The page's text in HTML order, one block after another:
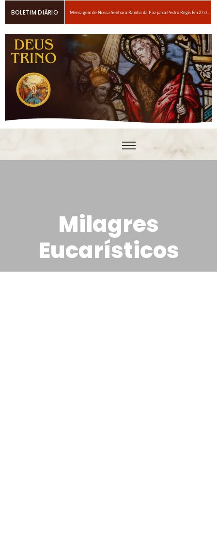
BOLETIM DIÁRIO
6 maneiras fáceis de orar se você estiver espiritualmente cansado
Oração para obter um amor ardente a Nosso Senhor Jesus Cristo
Em breve, grandes provações!Nossa Senhora Rainha do Rosário e da paz para Edson Glauber em 29 de novembro de 2020
Pedro – Escolha sempre a porta estreita
Milagres
Eucarísticos